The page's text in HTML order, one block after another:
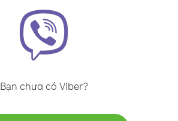
Bạn chưa có Viber?